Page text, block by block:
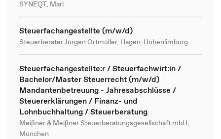
SYNEQT, Marl
Steuerfachangestellte (m/w/d)
Steuerberater Jürgen Ortmüller, Hagen-Hohenlimburg
Steuerfachangestellte:r / Steuerfachwirt:in /
Bachelor/Master Steuerrecht (m/w/d)
Mandantenbetreuung - Jahresabschlüsse /
Steuererklärungen / Finanz- und
Lohnbuchhaltung / Steuerberatung
Meißner & Meißner Steuerberatungsgesellschaft mbH,
München